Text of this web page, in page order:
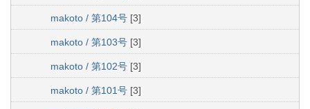
makoto / 第104号 [3]
makoto / 第103号 [3]
makoto / 第102号 [3]
makoto / 第101号 [3]